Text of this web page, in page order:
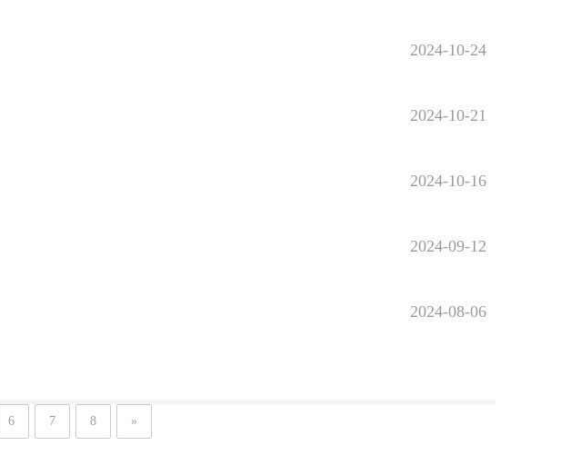
2024-10-24
2024-10-21
2024-10-16
2024-09-12
2024-08-06
6 7 8 »